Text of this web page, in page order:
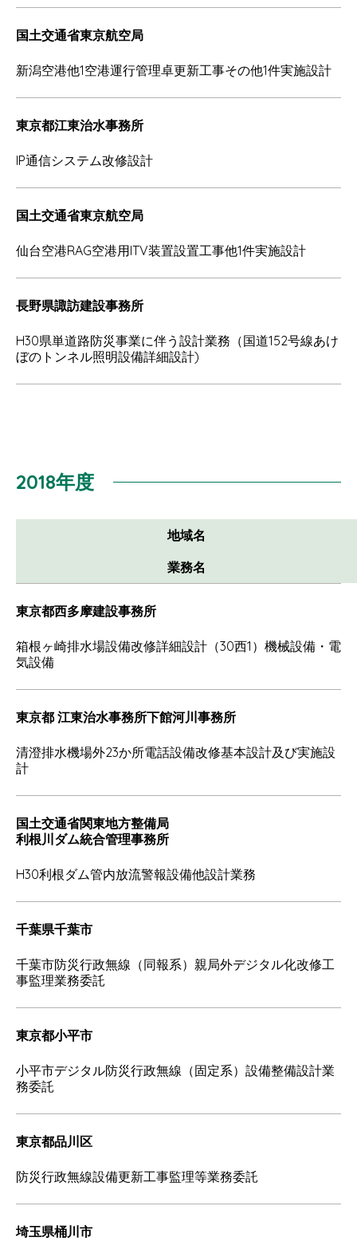
国土交通省東京航空局
新潟空港他1空港運行管理卓更新工事その他1件実施設計
東京都江東治水事務所
IP通信システム改修設計
国土交通省東京航空局
仙台空港RAG空港用ITV装置設置工事他1件実施設計
長野県諏訪建設事務所
H30県単道路防災事業に伴う設計業務（国道152号線あけ
ぼのトンネル照明設備詳細設計)
2018年度
地域名
業務名
東京都西多摩建設事務所
箱根ヶ崎排水場設備改修詳細設計（30西1）機械設備・電
気設備
東京都 江東治水事務所下館河川事務所
清澄排水機場外23か所電話設備改修基本設計及び実施設
計
国土交通省関東地方整備局
利根川ダム統合管理事務所
H30利根ダム管内放流警報設備他設計業務
千葉県千葉市
千葉市防災行政無線（同報系）親局外デジタル化改修工
事監理業務委託
東京都小平市
小平市デジタル防災行政無線（固定系）設備整備設計業
務委託
東京都品川区
防災行政無線設備更新工事監理等業務委託
埼玉県桶川市